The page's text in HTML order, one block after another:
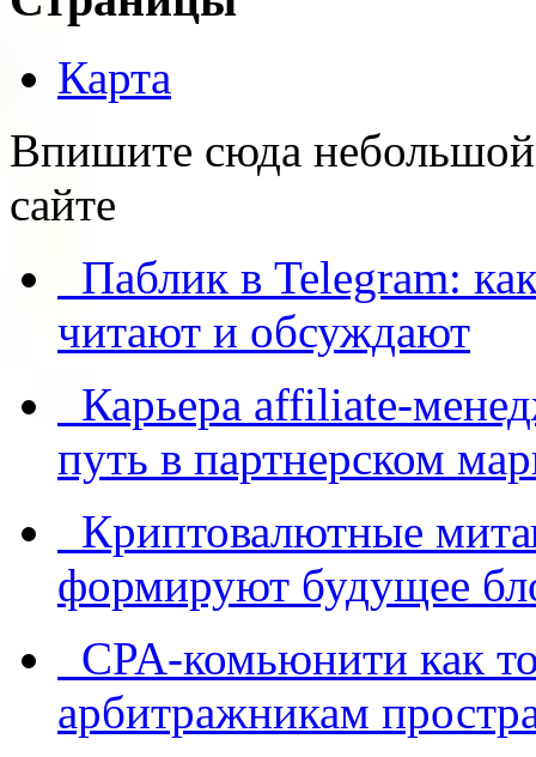
Карта
Впишите сюда
сайте
Паблик в Telegram:
читают и обсуждают
Карьера affiliate-
путь в партнерском
Криптовалютные
формируют будущее
CPA-комьюнити как
арбитражникам